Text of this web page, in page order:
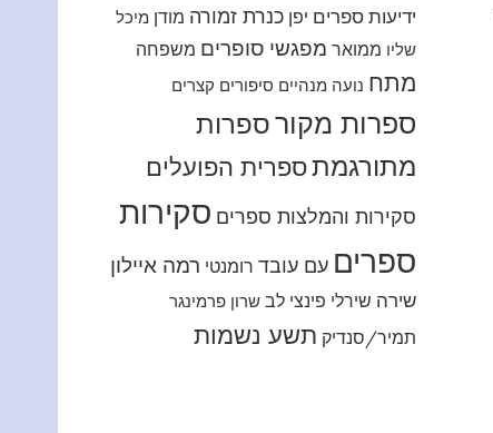
ידיעות ספרים יפן כנרת זמורה מודן מיכל
שליו ממואר מפגשי סופרים משפחה
מתח נועה מנהיים סיפורים קצרים
ספרות מקורספרות
מתורגמתספרית הפועלים
סקירות והמלצות ספרים סקירות
ספרים עם עובד רומנטי רמה איילון
שירה שירלי פינצי לב שרון פרמינגר
תמיר/סנדיק תשע נשמות